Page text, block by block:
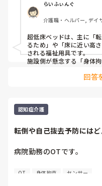
夜勤中は1人の為状況によ
超低床ベッドを使用し本
行けなくても転倒による
にあげられました。
却下した理由は身体拘束
す。
施設としての言い分もわ
ならなぜそのベッドを導
で話し合いましょうとの事
これらの話を聞きどう思う
長文となってしまいごめ
らいふぃんぐ
介護職・ヘルパー, デイ
超低床ベッドは、主に「
るため」や「床に近い高
される福祉用具です。
施設側が懸念する「身体
なくなり、実質的な行動
り落ちても大怪我になら
ることが多いです。
今回のカンファレンスで
れているかと思いますが
く、利用者様の安全を第
す。
回答
認知症介護
転倒や自己抜去予防には
病院勤務のOTです。
病院では、認知症の患者
OT 身体拘束 センサー